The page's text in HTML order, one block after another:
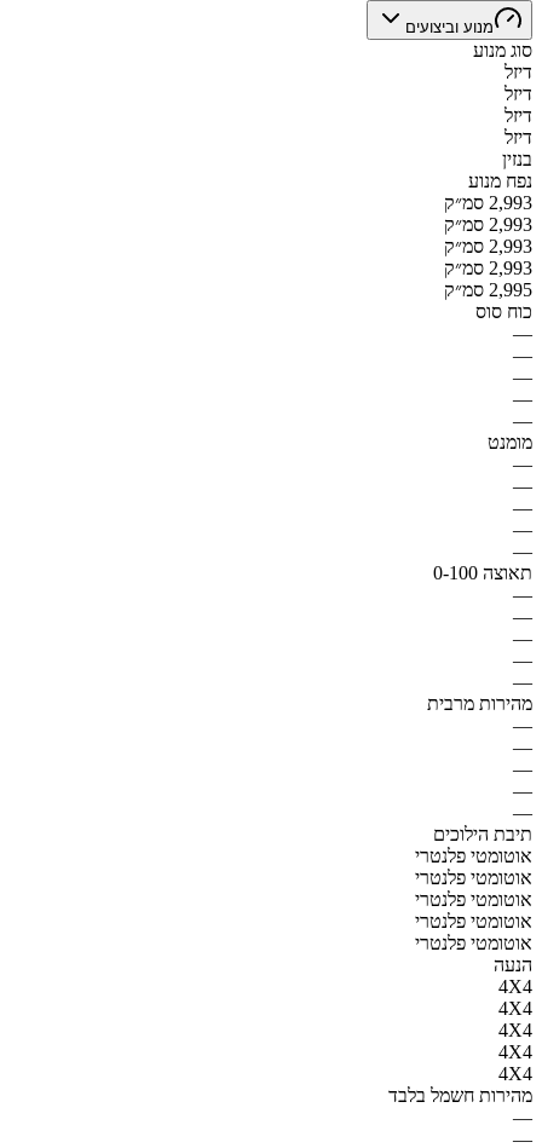
מנוע וביצועים
סוג מנוע
דיזל
דיזל
דיזל
דיזל
בנזין
נפח מנוע
2,993 סמ״ק
2,993 סמ״ק
2,993 סמ״ק
2,993 סמ״ק
2,995 סמ״ק
כוח סוס
—
—
—
—
—
מומנט
—
—
—
—
—
תאוצה 0-100
—
—
—
—
—
מהירות מרבית
—
—
—
—
—
תיבת הילוכים
אוטומטי פלנטרי
אוטומטי פלנטרי
אוטומטי פלנטרי
אוטומטי פלנטרי
אוטומטי פלנטרי
הנעה
4X4
4X4
4X4
4X4
4X4
מהירות חשמל בלבד
—
—